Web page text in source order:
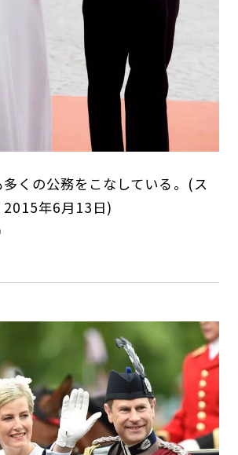
くの公務をこなしている。(ス
2015年6月13日)